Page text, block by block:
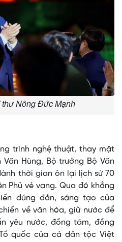
Nông Đức Mạnh
trình nghệ thuật, thay mặt
Văn Hùng, Bộ trưởng Bộ Văn
thời gian ôn lại lịch sử 70
Phủ vẻ vang. Qua đó khẳng
đúng đắn, sáng tạo của
về văn hóa, giữ nước để
yêu nước, đồng tâm, đồng
quốc của cả dân tộc Việt